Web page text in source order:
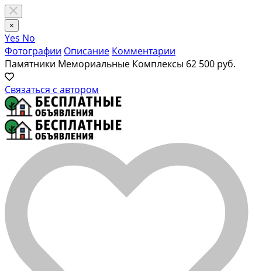
×
Yes No
Фотографии Описание Комментарии
Памятники Мемориальные Комплексы 62 500 руб.
Связаться с автором